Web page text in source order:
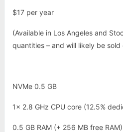
$17 per year
(Available in Los Angeles and
quantities – and will likely be sold
NVMe 0.5 GB
1x 2.8 GHz CPU core (12.5%
0.5 GB RAM (+ 256 MB free RAM)